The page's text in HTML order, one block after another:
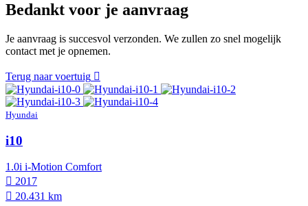
Bedankt voor je aanvraag
Je aanvraag is succesvol verzonden. We zullen zo snel mogelijk
contact met je opnemen.
Terug naar voertuig
Hyundai
i10
1.0i i-Motion Comfort
2017
20.431 km